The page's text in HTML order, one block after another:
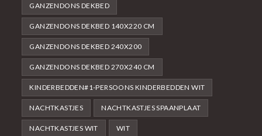
GANZENDONS DEKBED
GANZENDONS DEKBED 140X220 CM
GANZENDONS DEKBED 240X200
GANZENDONS DEKBED 270X240 CM
KINDERBEDDEN#1-PERSOONS KINDERBEDDEN WIT
NACHTKASTJES NACHTKASTJES SPAANPLAAT
NACHTKASTJES WIT WIT